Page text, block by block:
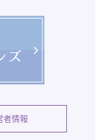
者情報